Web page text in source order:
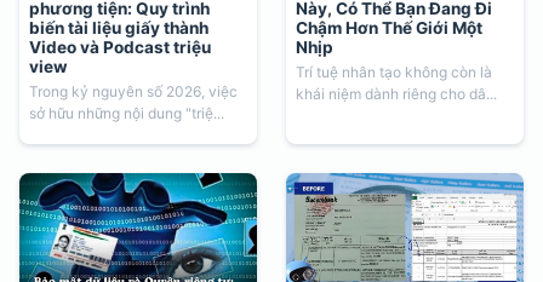
phương tiện: Quy trình
biến tài liệu giấy thành
Video và Podcast triệu
view
Trong kỷ nguyên số 2026, việc
sở hữu những nội dung "triệ...
Này, Có Thể Bạn Đang Đi
Chậm Hơn Thế Giới Một
Nhịp
Trí tuệ nhân tạo không còn là
khái niệm dành riêng cho dâ...